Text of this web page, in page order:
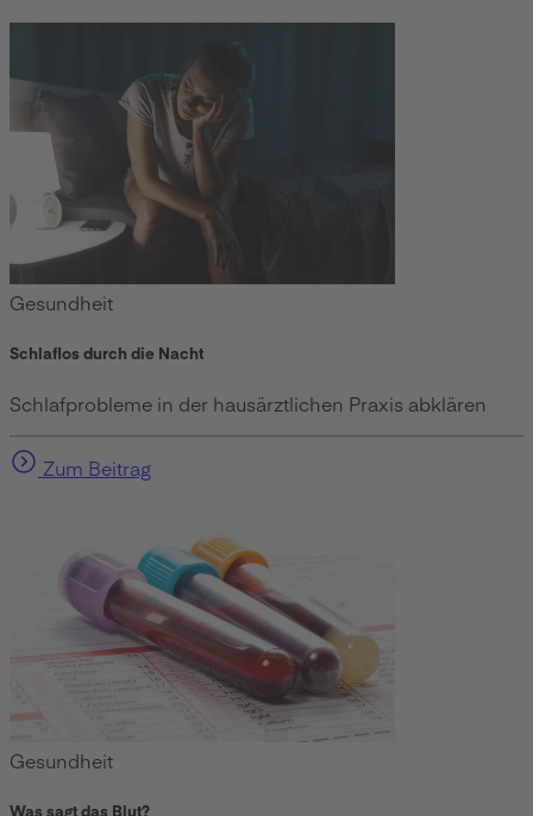
Gesundheit
Schlaflos durch die Nacht
Schlafprobleme in der hausärztlichen Praxis abklären
Zum Beitrag
Gesundheit
Was sagt das Blut?